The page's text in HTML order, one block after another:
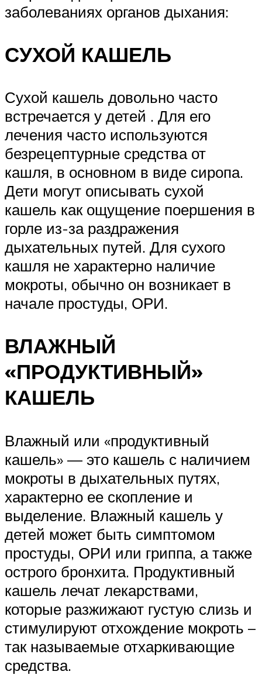
заболеваниях органов дыхания:
СУХОЙ КАШЕЛЬ
Сухой кашель довольно часто
встречается у детей . Для его
лечения часто используются
безрецептурные средства от
кашля, в основном в виде сиропа.
Дети могут описывать сухой
кашель как ощущение поершения в
горле из-за раздражения
дыхательных путей. Для сухого
кашля не характерно наличие
мокроты, обычно он возникает в
начале простуды, ОРИ.
ВЛАЖНЫЙ
«ПРОДУКТИВНЫЙ»
КАШЕЛЬ
Влажный или «продуктивный
кашель» — это кашель с наличием
мокроты в дыхательных путях,
характерно ее скопление и
выделение. Влажный кашель у
детей может быть симптомом
простуды, ОРИ или гриппа, а также
острого бронхита. Продуктивный
кашель лечат лекарствами,
которые разжижают густую слизь и
стимулируют отхождение мокроть –
так называемые отхаркивающие
средства.